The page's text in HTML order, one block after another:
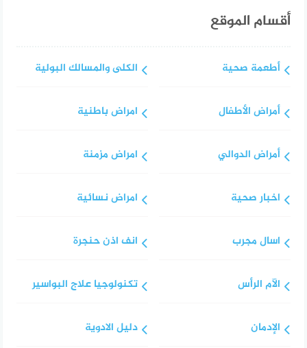
أقسام الموقع
أطعمة صحية
أمراض الأطفال
أمراض الدوالي
اخبار صحية
اسال مجرب
الآم الرأس
الإدمان
الكلى والمسالك البولية
امراض باطنية
امراض مزمنة
امراض نسائية
انف اذن حنجرة
تكنولوجيا علاج البواسير
دليل الادوية